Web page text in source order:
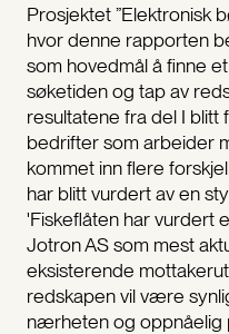
Prosjektet ”Elektronisk
hvor denne rapporten
som hovedmål å finne
søketiden og tap av
resultatene fra del I blitt
bedrifter som arbeider
kommet inn flere
har blitt vurdert av en
'Fiskeflåten har vurdert
Jotron AS som mest
eksisterende
redskapen vil være
nærheten og oppnåelig